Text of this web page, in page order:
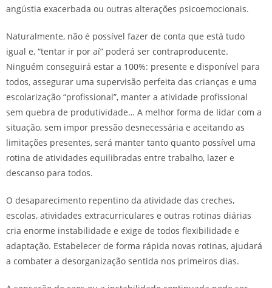
angústia exacerbada ou outras alterações psicoemocionais.
Naturalmente, não é possível fazer de conta que está tudo
igual e, “tentar ir por aí” poderá ser contraproducente.
Ninguém conseguirá estar a 100%: presente e disponível para
todos, assegurar uma supervisão perfeita das crianças e uma
escolarização “profissional”, manter a atividade profissional
sem quebra de produtividade… A melhor forma de lidar com a
situação, sem impor pressão desnecessária e aceitando as
limitações presentes, será manter tanto quanto possível uma
rotina de atividades equilibradas entre trabalho, lazer e
descanso para todos.
O desaparecimento repentino da atividade das creches,
escolas, atividades extracurriculares e outras rotinas diárias
cria enorme instabilidade e exige de todos flexibilidade e
adaptação. Estabelecer de forma rápida novas rotinas, ajudará
a combater a desorganização sentida nos primeiros dias.